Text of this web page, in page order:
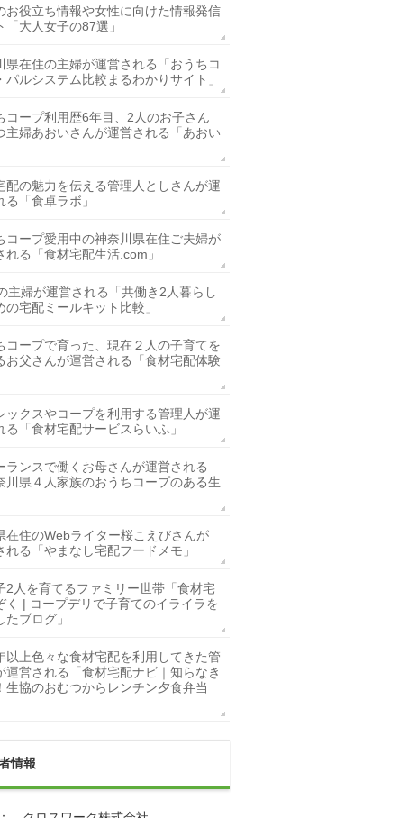
お役立ち情報や女性に向けた情報発信
「大人女子の87選」
県在住の主婦が運営される「おうちコ
パルシステム比較まるわかりサイト」
コープ利用歴6年目、2人のお子さん
主婦あおいさんが運営される「あおい
配の魅力を伝える管理人としさんが運
る「食卓ラボ」
コープ愛用中の神奈川県在住ご夫婦が
れる「食材宅配生活.com」
主婦が運営される「共働き2人暮らし
の宅配ミールキット比較」
コープで育った、現在２人の子育てを
お父さんが運営される「食材宅配体験
ックスやコープを利用する管理人が運
る「食材宅配サービスらいふ」
ランスで働くお母さんが運営される
川県４人家族のおうちコープのある生
在住のWebライター桜こえびさんが
れる「やまなし宅配フードメモ」
2人を育てるファミリー世帯「食材宅
く | コープデリで子育てのイライラを
たブログ」
以上色々な食材宅配を利用してきた管
運営される「食材宅配ナビ｜知らなき
生協のおむつからレンチン夕食弁当
情報